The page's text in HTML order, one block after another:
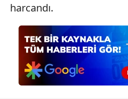
harcandı.